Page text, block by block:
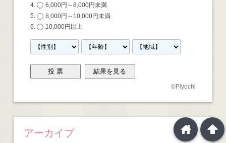
6,000円～8,000円未満
8,000円～10,000円未満
10,000円以上
©Piyochi
アーカイブ arrowup
home